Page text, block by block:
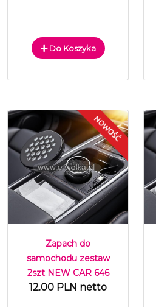
Do Koszyka
Zapach do
samochodu zestaw
2szt NEW CAR 646
12.00 PLN netto